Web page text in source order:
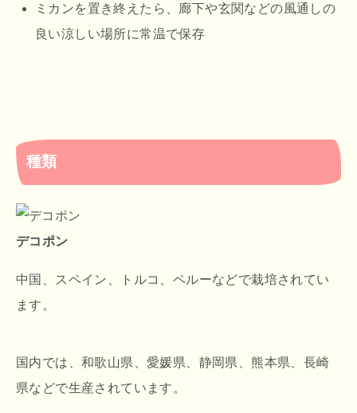
ミカンを置き終えたら、廊下や玄関などの風通しの
良い涼しい場所に常温で保存
種類
デコポン
中国、スペイン、トルコ、ペルーなどで栽培されてい
ます。
国内では、和歌山県、愛媛県、静岡県、熊本県、長崎
県などで生産されています。